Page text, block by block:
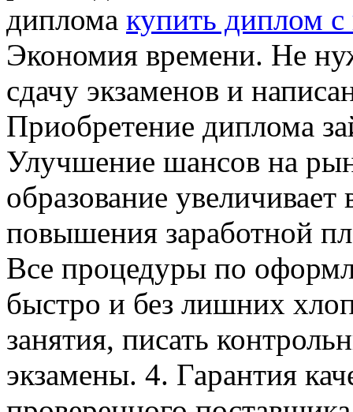
диплома купить диплом
Экономия времени. Не
сдачу экзаменов и
Приобретение диплома
Улучшение шансов на
образование увеличивает
повышения заработной
Все процедуры по
быстро и без лишних
занятия, писать
экзамены. 4. Гарантия